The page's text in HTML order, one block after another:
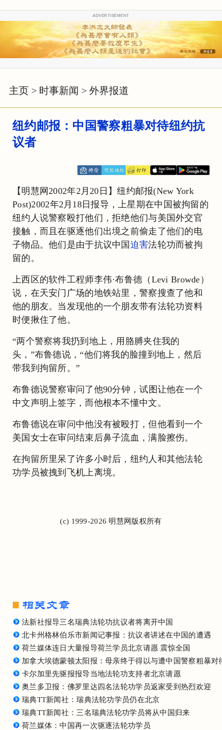
ADVERTISEMENT
主页 > 时事新闻 > 外界报道
纽约邮报：中国警察粗暴对待纽约抗
议者
【明慧网2002年2月20日】纽约邮报(New York
Post)2002年2月18日报导，上星期在中国被拘留的
纽约人说警察殴打他们，拒绝他们与美国外交官
接触，而且在驱逐他们出境之前偷走了他们的电
子物品。他们是由于抗议中国 迫害法轮功而被拘
留的。
上西区的软件工程师李伟·布鲁德（Levi Browde）
说，在天安门广场的地铁站里，警察搜查了他和
他的朋友。当发现他的一个朋友带有法轮功资料
时便揪住了他。
“两个警察将我扔到地上，用胳膊夹住我的
头，”布鲁德说，“他们将我的脸撞到地上，然后
带我到拘留所。”
布鲁德说警察审问了他90分钟，试图让他在一个
中文声明上签字，而他根本不懂中文。
布鲁德说在审问中他没有被殴打，但他看到一个
美国女士在审问结束后鼻子流血，满脸擦伤。
在拘留所里呆了许多小时后，纽约人和其他法轮
功学员被拽到飞机上离境。
(c) 1999-2026 明慧网版权所有
法新社报导三名瑞典法轮功抗议者将离开中国
北卡州格林伯乐市新闻记事报：抗议者讲述在中国的遭遇
荷兰媒体连日大量报导荷兰学员北京请愿 震惊全国
加拿大埃德蒙顿太阳报：母亲终于得以与遭中国警察粗暴对
卡尔加里先驱报报导当地法轮功支持者北京请愿
奥兰多卫报：佛罗里达四名法轮功学员返家受到热烈欢迎
瑞典TT新闻社：瑞典法轮功学员仍在北京
瑞典TT新闻社：三名瑞典法轮功学员将从中国归来
荷兰媒体：中国再一次驱逐法轮功学员